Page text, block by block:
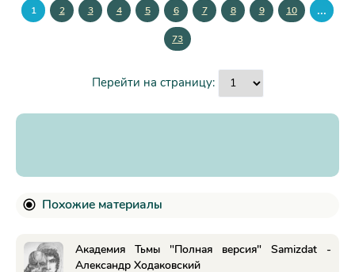
1 2 3 4 5 6 7 8 9 10 ...
73
Перейти на страницу:
Похожие материалы
Академия Тьмы "Полная версия" Samizdat -
Александр Ходаковский